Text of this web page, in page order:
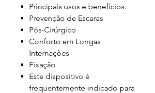
Principais usos e benefícios:
Prevenção de Escaras
Pós-Cirúrgico
Conforto em Longas
Internações
Fixação
Este dispositivo é
frequentemente indicado para